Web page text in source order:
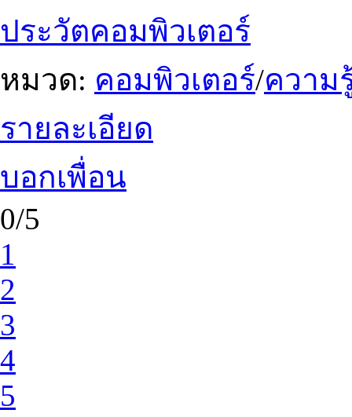
ประวัตคอมพิวเตอร์
หมวด: คอมพิวเตอร์/ความ
รายละเอียด
บอกเพื่อน
0/5
1
2
3
4
5